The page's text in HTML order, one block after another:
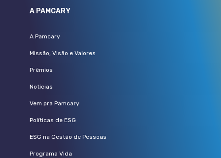
A PAMCARY
A Pamcary
Missão, Visão e Valores
Prêmios
Notícias
Vem pra Pamcary
Políticas de ESG
ESG na Gestão de Pessoas
Programa Vida